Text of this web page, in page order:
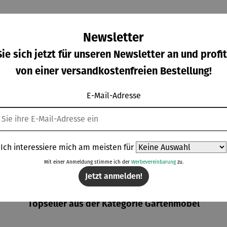
Acryl
Preis:
€
Strandkor
b | Aero
Regulärer Preis:
Ab69,00 €
Strandkor
Grande
Bullauge
Regulärer Preis:
Düne
Regulärer Preis:
Topseller aus der Kategorie Gartenmöbel
Newsletter
sich jetzt für unseren Newsletter an und
von einer versandkostenfreien Bestellung!
E-Mail-Adresse
Ich interessiere mich am meisten für
Mit einer Anmeldung stimme ich der Werbevereinbarungzu.
Jetzt anmelden!